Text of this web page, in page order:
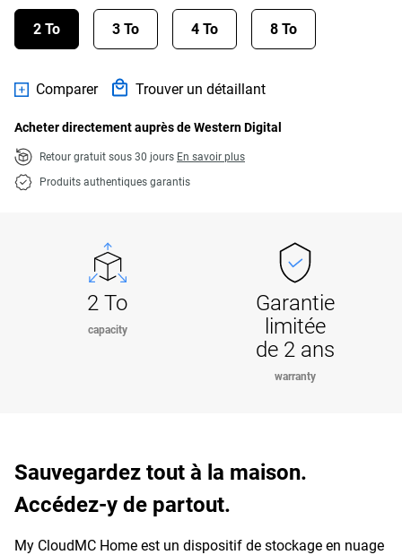
2 To 3 To 4 To 8 To
Comparer Trouver un détaillant
Acheter directement auprès de Western Digital
Retour gratuit sous 30 jours En savoir plus
Produits authentiques garantis
2 To
capacity
Garantie
limitée
de 2 ans
warranty
Sauvegardez tout à la maison.
Accédez-y de partout.
My CloudMC Home est un dispositif de stockage en nuage